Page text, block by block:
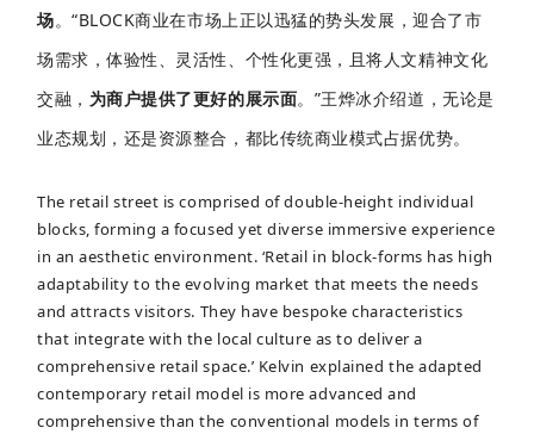
场。“BLOCK商业在市场上正以迅猛的势头发展，迎合了市
场需求，体验性、灵活性、个性化更强，且将人文精神文化
交融， 为商户提供了更好的展示面。”王烨冰介绍道，无论是
业态规划，还是资源整合，都比传统商业模式占据优势。
The retail street is comprised of double-height individual
blocks, forming a focused yet diverse immersive experience
in an aesthetic environment. ‘Retail in block-forms has high
adaptability to the evolving market that meets the needs
and attracts visitors. They have bespoke characteristics
that integrate with the local culture as to deliver a
comprehensive retail space.’ Kelvin explained the adapted
contemporary retail model is more advanced and
comprehensive than the conventional models in terms of